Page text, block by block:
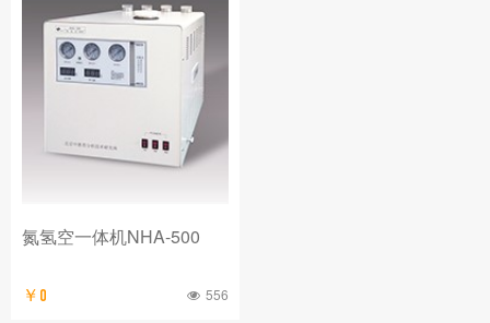
氮氢空一体机NHA-500
￥0 556